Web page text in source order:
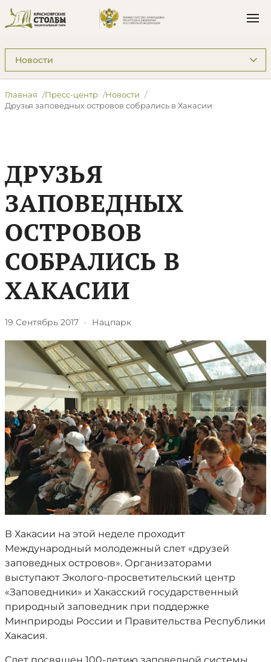
Подразделы: Пресс-центр
Главная Пресс-центр
Новости
​Друзья заповедных островов собрались в Хакасии
​ДРУЗЬЯ
ЗАПОВЕДНЫХ
ОСТРОВОВ
СОБРАЛИСЬ В
ХАКАСИИ
19 Сентябрь 2017 · Нацпарк
В Хакасии на этой неделе проходит
Международный молодежный слет «друзей
заповедных островов». Организаторами
выступают Эколого-просветительский центр
«Заповедники» и Хакасский государственный
природный заповедник при поддержке
Минприроды России и Правительства Республики
Хакасия.